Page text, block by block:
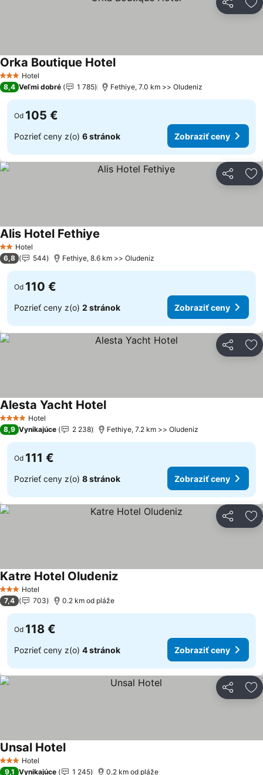
Zdieľať
3 Počet hviezdičiek
Hotel
Orka Boutique HotelZobraziť ceny
8,4 Veľmi dobré 1 785 Fethiye, 7.0 km >> Oludeniz
Od 105 €
Pozrieť ceny z(o) 6 stránok Zobraziť ceny
Zdieľať
2 Počet hviezdičiek
Hotel
Alis Hotel Fethiye
6,8 544 Fethiye, 8.6 km >> Oludeniz
Od 110 €
Pozrieť ceny z(o) 2 stránok Zobraziť ceny
Zdieľať
4 Počet hviezdičiek
Hotel
Alesta Yacht HotelZobraziť ceny
8,9 Vynikajúce 2 238 Fethiye, 7.2 km >> Oludeniz
Od 111 €
Pozrieť ceny z(o) 8 stránok Zobraziť ceny
Zdieľať
3 Počet hviezdičiek
Hotel
Katre Hotel OludenizZobraziť ceny
7,4 703 0.2 km od pláže
Od 118 €
Pozrieť ceny z(o) 4 stránok Zobraziť ceny
Zdieľať
3 Počet hviezdičiek
Hotel
Unsal HotelZobraziť ceny
9,1 Vynikajúce 1 245 0.2 km od pláže